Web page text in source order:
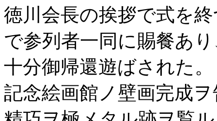
徳川会長の挨拶で式を
で参列者一同に賜餐あ
十分御帰還遊ばされた
記念絵画館ノ壁画完成